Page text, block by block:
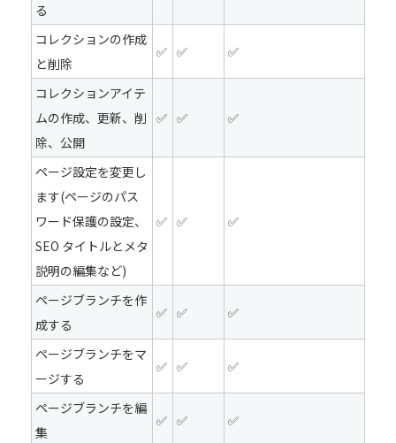
る
コレクションの作成
と削除
✅ ✅ ✅
コレクションアイテ
ムの作成、更新、削
除、公開
✅ ✅ ✅
ページ設定を変更し
ます(ページのパス
ワード保護の設定、
SEO タイトルとメタ
説明の編集など)
✅ ✅ ✅
ページブランチを作
成する
✅ ✅ ✅
ページブランチをマ
ージする
✅ ✅ ✅
ページブランチを編
集
✅ ✅ ✅